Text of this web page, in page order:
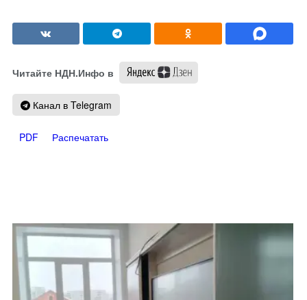
Читайте НДН.Инфо в
Канал в Telegram
PDF Распечатать